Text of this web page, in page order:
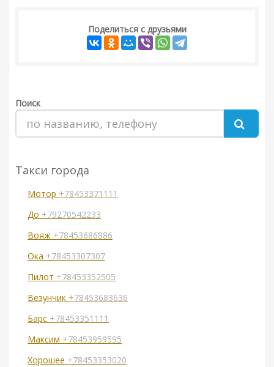
Поделиться с друзьями
Поиск
Такси города
Мотор +78453371111
До +79270542233
Вояж +78453686886
Ока +78453307307
Пилот +78453352505
Везунчик +78453683636
Барс +78453351111
Максим +78453959595
Хорошее +78453353020